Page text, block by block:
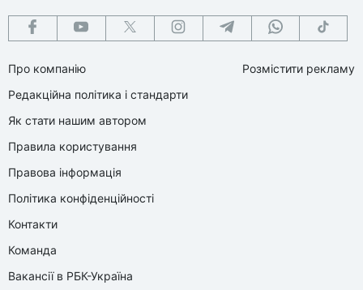
Про компанію
Редакційна політика і стандарти
Як стати нашим автором
Правила користування
Правова інформація
Політика конфіденційності
Контакти
Команда
Вакансії в РБК-Україна
Розмістити рекламу